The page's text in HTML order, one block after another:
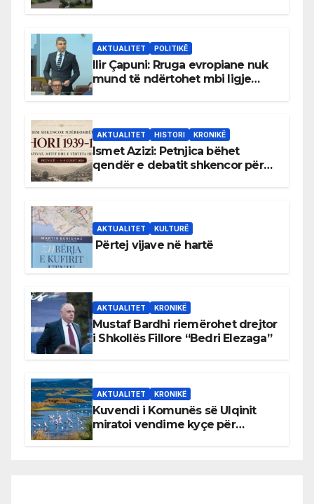
AKTUALITET POLITIKË
Ilir Çapuni: Rruga evropiane nuk
mund të ndërtohet mbi ligje
AKTUALITET HISTORI KRONIKË
Ismet Azizi: Petnjica bëhet
qendër e debatit shkencor për
AKTUALITET KULTURË
Përtej vijave në hartë
AKTUALITET KRONIKË
Mustaf Bardhi riemërohet drejtor
i Shkollës Fillore “Bedri Elezaga”
AKTUALITET KRONIKË
Kuvendi i Komunës së Ulqinit
miratoi vendime kyçe për